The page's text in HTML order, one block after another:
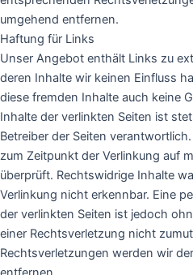
umgehend entfernen.
Haftung für Links
Unser Angebot enthält Links zu
deren Inhalte wir keinen Einfluss
diese fremden Inhalte auch keine
Inhalte der verlinkten Seiten ist
Betreiber der Seiten
zum Zeitpunkt der Verlinkung auf
überprüft. Rechtswidrige Inhalte
Verlinkung nicht erkennbar. Eine
der verlinkten Seiten ist jedoch
einer Rechtsverletzung nicht
Rechtsverletzungen werden wir